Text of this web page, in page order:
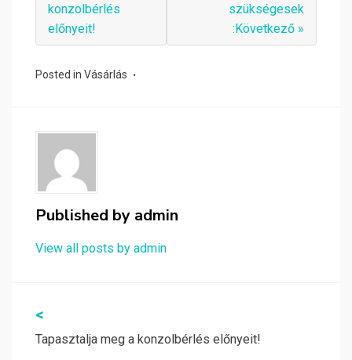
konzolbérlés
előnyeit!
szükségesek
:Következő »
Posted in Vásárlás
Published by admin
View all posts by admin
Bejegyzés
navigáció
<
Tapasztalja meg a konzolbérlés előnyeit!